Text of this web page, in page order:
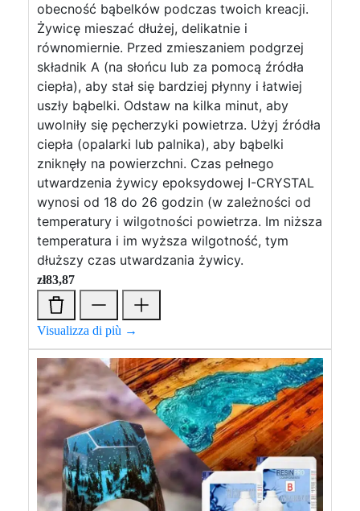
obecność bąbelków podczas twoich kreacji.
Żywicę mieszać dłużej, delikatnie i
równomiernie. Przed zmieszaniem podgrzej
składnik A (na słońcu lub za pomocą źródła
ciepła), aby stał się bardziej płynny i łatwiej
uszły bąbelki. Odstaw na kilka minut, aby
uwolniły się pęcherzyki powietrza. Użyj źródła
ciepła (opalarki lub palnika), aby bąbelki
zniknęły na powierzchni. Czas pełnego
utwardzenia żywicy epoksydowej I-CRYSTAL
wynosi od 18 do 26 godzin (w zależności od
temperatury i wilgotności powietrza. Im niższa
temperatura i im wyższa wilgotność, tym
dłuższy czas utwardzania żywicy.
zł83,87
Visualizza di più →